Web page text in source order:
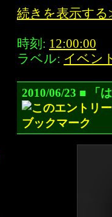
続きを表示す
時刻: 12:00:00
ラベル: イベン
2010/06/23 ■ 「